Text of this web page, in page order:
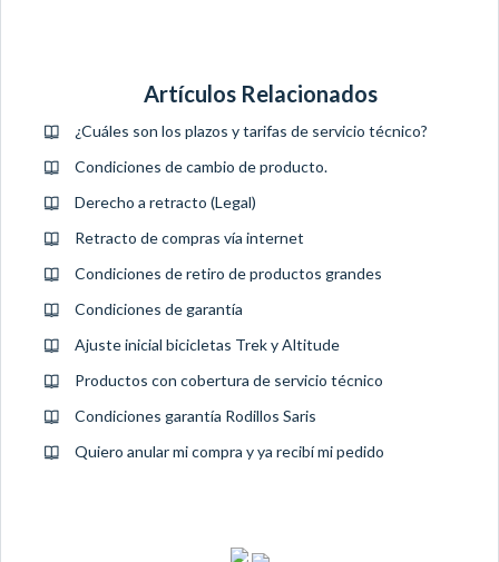
Artículos Relacionados
¿Cuáles son los plazos y tarifas de servicio técnico?
Condiciones de cambio de producto.
Derecho a retracto (Legal)
Retracto de compras vía internet
Condiciones de retiro de productos grandes
Condiciones de garantía
Ajuste inicial bicicletas Trek y Altitude
Productos con cobertura de servicio técnico
Condiciones garantía Rodillos Saris
Quiero anular mi compra y ya recibí mi pedido